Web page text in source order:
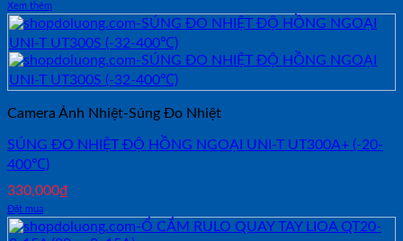
Xem thêm
Camera Ảnh Nhiệt-Súng Đo Nhiệt
SÚNG ĐO NHIỆT ĐỘ HỒNG NGOẠI UNI-T UT300A+ (-20-
400℃)
330,000₫
Đặt mua